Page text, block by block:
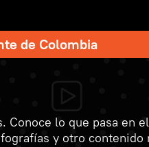
de Colombia
Conoce lo que pasa en
y otro contenido